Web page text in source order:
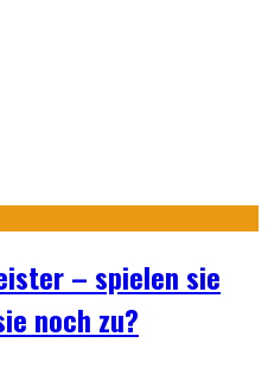
– spielen sie
noch zu?